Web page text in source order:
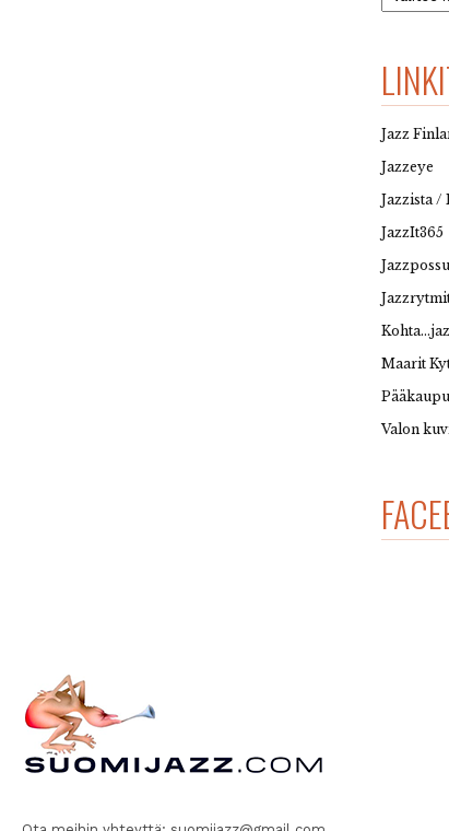
Jazz
Jazzeye
Jazzista /
JazzIt365
Jazzpossu
Maarit
Valon